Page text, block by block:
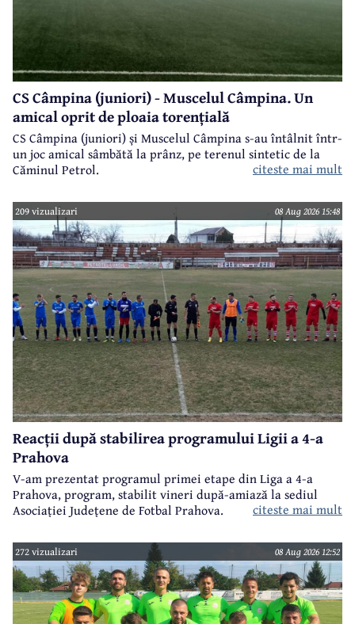
CS Câmpina (juniori) - Muscelul Câmpina. Un
amical oprit de ploaia torențială
CS Câmpina (juniori) și Muscelul Câmpina s-au întâlnit într-
un joc amical sâmbătă la prânz, pe terenul sintetic de la
Căminul Petrol.
citeste mai mult
209 vizualizari 08 Aug 2026 15:48
Reacții după stabilirea programului Ligii a 4-a
Prahova
V-am prezentat programul primei etape din Liga a 4-a
Prahova, program, stabilit vineri după-amiază la sediul
Asociației Județene de Fotbal Prahova.
citeste mai mult
272 vizualizari 08 Aug 2026 12:52